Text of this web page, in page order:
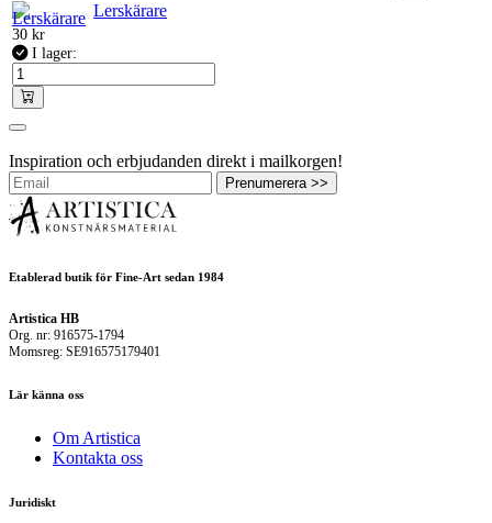
Lerskärare
30 kr
I lager:
Inspiration och erbjudanden direkt i mailkorgen!
Prenumerera >>
Etablerad butik för Fine-Art sedan 1984
Artistica HB
Org. nr: 916575-1794
Momsreg: SE916575179401
Lär känna oss
Om Artistica
Kontakta oss
Juridiskt